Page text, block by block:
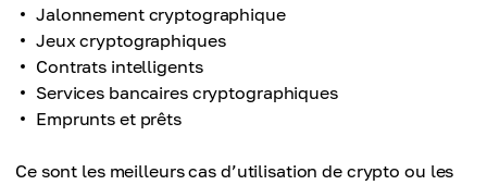
Jalonnement cryptographique
Jeux cryptographiques
Contrats intelligents
Services bancaires cryptographiques
Emprunts et prêts
Ce sont les meilleurs cas d’utilisation de crypto ou les